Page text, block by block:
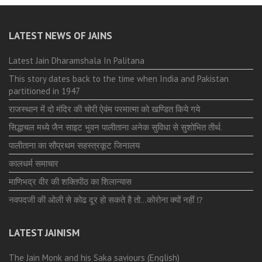
LATEST NEWS OF JAINS
Latest Jain Dharamshala In Palitana
This story dates back to the time when India and Pakistan
partitioned in 1947
राजस्थान में दो मंदिर की चोरी ऐवंम परमात्मा को खण्डित किये गये
सिद्धाचल मध्ये जैन साइट भुवन पालीताना अनेक सुविधा से सुशोभित तीर्थ.
पालीताना का सौप्रथम सहस्त्रकूट जिनालय
कालधर्म समाचार
माणिभद्र वीर की शक्तिपीठ का शिलान्यास
नवपदजी की ओली से कोढ दूर हो सकते है तो…कोरोना क्यों नहीं ⁉️
LATEST JAINISM
The Jain Monk and his Saka saviours (English)